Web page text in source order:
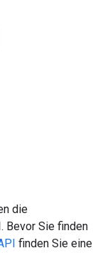
die
Bevor Sie finden
finden Sie eine